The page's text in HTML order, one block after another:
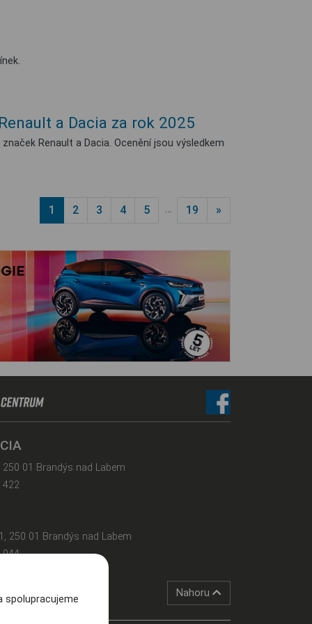
a Dacia za rok 2025
Renault a Dacia. Ocenění jsou výsledkem
1 2 3 4 5 … 19 »
01 Brandýs nad Labem
422
250 01 Brandýs nad Labem
944
Nahoru
spolupracujeme